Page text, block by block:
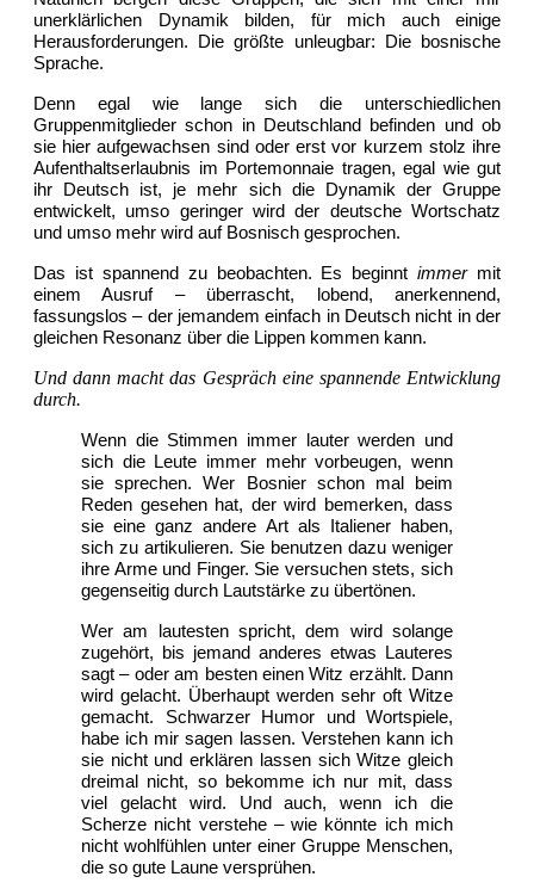
unerklärlichen Dynamik bilden, für mich auch einige
Herausforderungen. Die größte unleugbar: Die bosnische
Sprache.
Denn egal wie lange sich die unterschiedlichen
Gruppenmitglieder schon in Deutschland befinden und ob
sie hier aufgewachsen sind oder erst vor kurzem stolz ihre
Aufenthaltserlaubnis im Portemonnaie tragen, egal wie gut
ihr Deutsch ist, je mehr sich die Dynamik der Gruppe
entwickelt, umso geringer wird der deutsche Wortschatz
und umso mehr wird auf Bosnisch gesprochen.
Das ist spannend zu beobachten. Es beginntimmer mit
einem Ausruf – überrascht, lobend, anerkennend,
fassungslos – der jemandem einfach in Deutsch nicht in der
gleichen Resonanz über die Lippen kommen kann.
Und dann macht das Gespräch eine spannende Entwicklung
durch.
Wenn die Stimmen immer lauter werden und
sich die Leute immer mehr vorbeugen, wenn
sie sprechen. Wer Bosnier schon mal beim
Reden gesehen hat, der wird bemerken, dass
sie eine ganz andere Art als Italiener haben,
sich zu artikulieren. Sie benutzen dazu weniger
ihre Arme und Finger. Sie versuchen stets, sich
gegenseitig durch Lautstärke zu übertönen.
Wer am lautesten spricht, dem wird solange
zugehört, bis jemand anderes etwas Lauteres
sagt – oder am besten einen Witz erzählt. Dann
wird gelacht. Überhaupt werden sehr oft Witze
gemacht. Schwarzer Humor und Wortspiele,
habe ich mir sagen lassen. Verstehen kann ich
sie nicht und erklären lassen sich Witze gleich
dreimal nicht, so bekomme ich nur mit, dass
viel gelacht wird. Und auch, wenn ich die
Scherze nicht verstehe – wie könnte ich mich
nicht wohlfühlen unter einer Gruppe Menschen,
die so gute Laune versprühen.